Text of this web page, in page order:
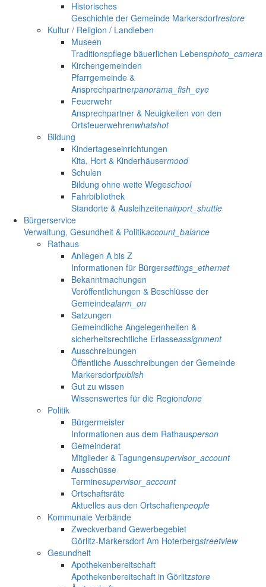
Historisches
Geschichte der Gemeinde Markersdorfrestore
Kultur / Religion / Landleben
Museen
Traditionspflege bäuerlichen Lebensphoto_camera
Kirchengemeinden
Pfarrgemeinde &
Ansprechpartnerpanorama_fish_eye
Feuerwehr
Ansprechpartner & Neuigkeiten von den
Ortsfeuerwehrenwhatshot
Bildung
Kindertageseinrichtungen
Kita, Hort & Kinderhäusermood
Schulen
Bildung ohne weite Wegeschool
Fahrbibliothek
Standorte & Ausleihzeitenairport_shuttle
Bürgerservice
Verwaltung, Gesundheit & Politikaccount_balance
Rathaus
Anliegen A bis Z
Informationen für Bürgersettings_ethernet
Bekanntmachungen
Veröffentlichungen & Beschlüsse der
Gemeindealarm_on
Satzungen
Gemeindliche Angelegenheiten &
sicherheitsrechtliche Erlasseassignment
Ausschreibungen
Öffentliche Ausschreibungen der Gemeinde
Markersdorfpublish
Gut zu wissen
Wissenswertes für die Regiondone
Politik
Bürgermeister
Informationen aus dem Rathausperson
Gemeinderat
Mitglieder & Tagungensupervisor_account
Ausschüsse
Terminesupervisor_account
Ortschaftsräte
Aktuelles aus den Ortschaftenpeople
Kommunale Verbände
Zweckverband Gewerbegebiet
Görlitz-Markersdorf Am Hoterbergstreetview
Gesundheit
Apothekenbereitschaft
Apothekenbereitschaft in Görlitzstore